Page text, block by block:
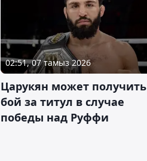
02:51, 07 тамыз 2026
Царукян может получить
бой за титул в случае
победы над Руффи